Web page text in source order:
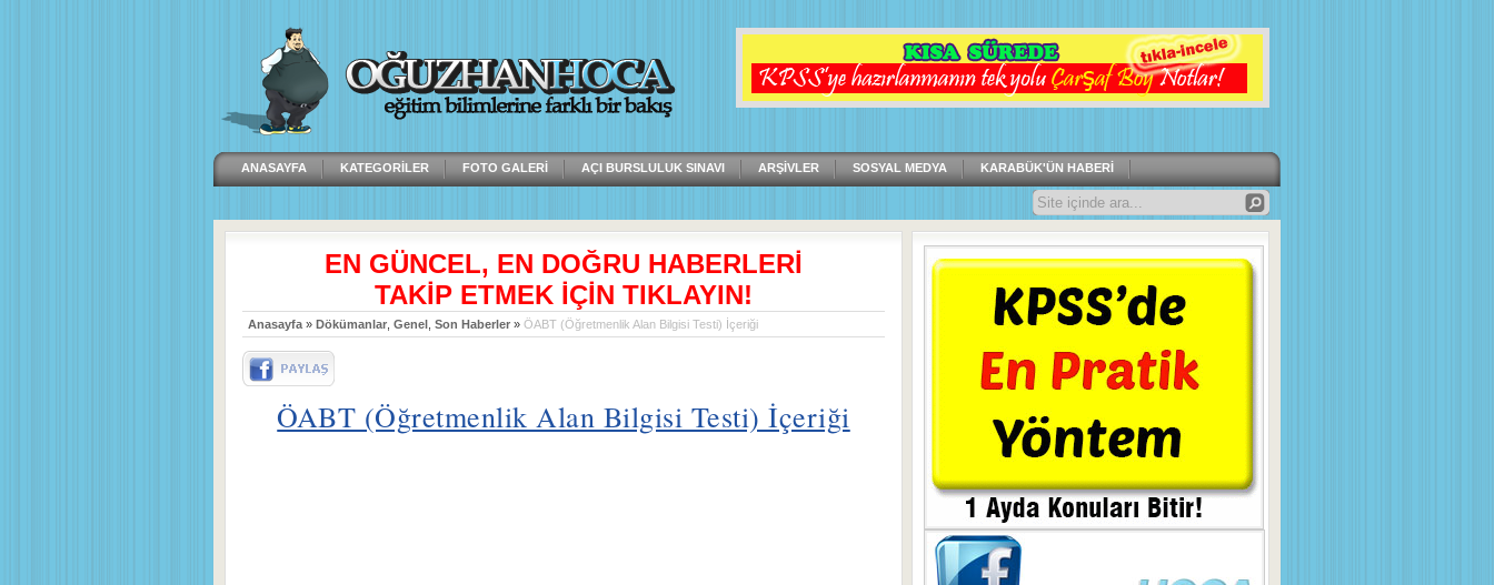
ANASAYFA KATEGORILER FOTO GALERI AÇI BURSLULUK SINAVI ARŞIVLER SOSYAL MEDYA KARABÜK'ÜN HABERI
EN GÜNCEL, EN DOĞRU HABERLERİ
TAKİP ETMEK İÇİN TIKLAYIN!
Anasayfa » Dökümanlar Genel Son Haberler » ÖABT (Öğretmenlik Alan Bilgisi Testi) İçeriği
ÖABT (Öğretmenlik Alan Bilgisi Testi) İçeriği